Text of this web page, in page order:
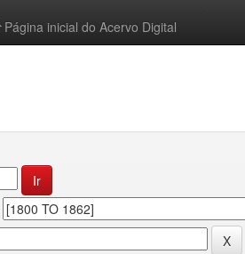
Página inicial do Acervo Digital